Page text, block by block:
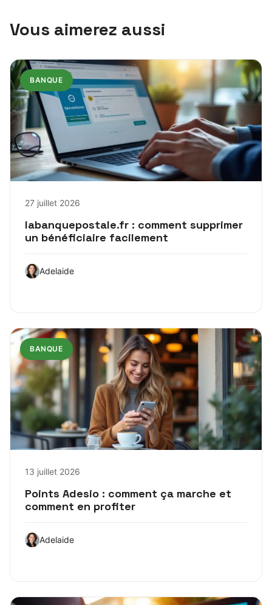
Vous aimerez aussi
BANQUE
27 juillet 2026
labanquepostale.fr : comment supprimer
un bénéficiaire facilement
Adelaide
BANQUE
13 juillet 2026
Points Adesio : comment ça marche et
comment en profiter
Adelaide